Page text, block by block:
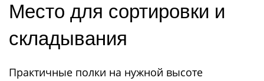
Место для сортировки и
складывания
Практичные полки на нужной высоте